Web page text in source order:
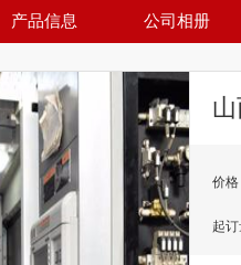
产品信息 公司相册
价格
起